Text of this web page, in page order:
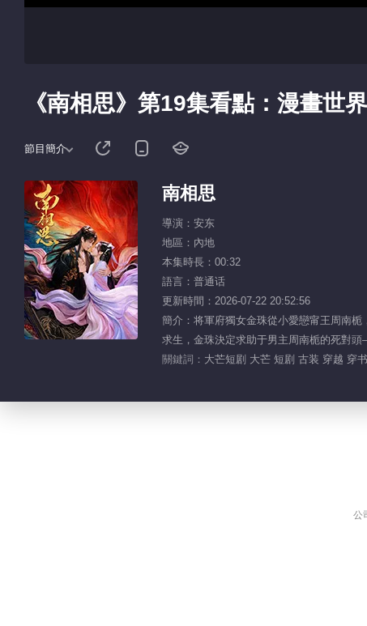
《南相思》第19集看點：漫畫世
節目簡介
南相思
導演：安东
地區：內地
本集時長：00:32
語言：普通话
更新時間：2026-07-22 20:52:56
簡介：将軍府獨女金珠從小愛戀甯王周南
求生，金珠決定求助于男主周南栀的死對
關鍵詞： 大芒短剧 大芒 短剧 古装 穿越 穿
公